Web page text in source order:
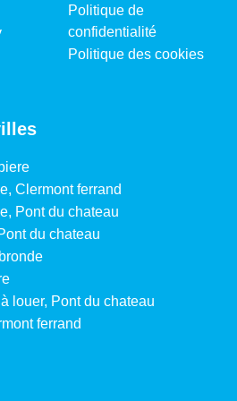
Politique de
confidentialité
Politique des cookies
Clermont ferrand
Pont du chateau
du chateau
louer, Pont du chateau
ferrand